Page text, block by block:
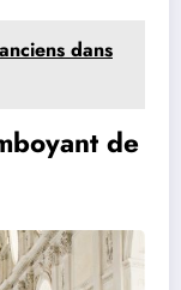
dans
de